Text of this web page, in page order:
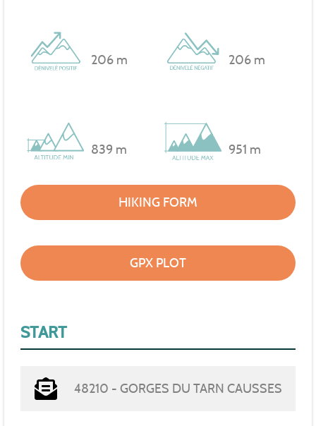
206 m 206 m
839 m 951 m
HIKING FORM
GPX PLOT
START
48210 - GORGES DU TARN CAUSSES